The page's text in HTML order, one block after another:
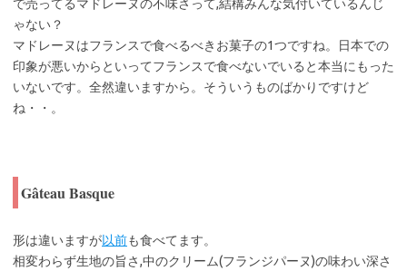
で売ってるマドレーヌの不味さって,結構みんな気付いているんじ
ゃない？
マドレーヌはフランスで食べるべきお菓子の1つですね。日本での
印象が悪いからといってフランスで食べないでいると本当にもった
いないです。全然違いますから。そういうものばかりですけど
ね・・。
Gâteau Basque
形は違いますが以前も食べてます。
相変わらず生地の旨さ,中のクリーム(フランジパーヌ)の味わい深さ